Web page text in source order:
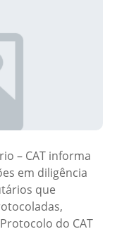
– CAT informa
em diligência
que
do CAT